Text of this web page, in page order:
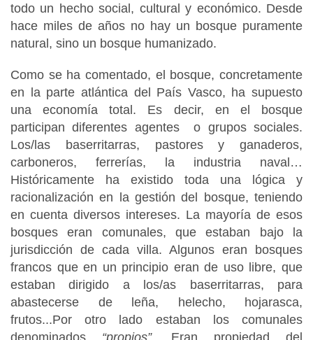
todo un hecho social, cultural y económico. Desde
hace miles de años no hay un bosque puramente
natural, sino un bosque humanizado.
Como se ha comentado, el bosque, concretamente
en la parte atlántica del País Vasco, ha supuesto
una economía total. Es decir, en el bosque
participan diferentes agentes o grupos sociales.
Los/las baserritarras, pastores y ganaderos,
carboneros, ferrerías, la industria naval…
Históricamente ha existido toda una lógica y
racionalización en la gestión del bosque, teniendo
en cuenta diversos intereses. La mayoría de esos
bosques eran comunales, que estaban bajo la
jurisdicción de cada villa. Algunos eran bosques
francos que en un principio eran de uso libre, que
estaban dirigido a los/as baserritarras, para
abastecerse de leña, helecho, hojarasca,
frutos...Por otro lado estaban los comunales
denominados “propios”. Eran propiedad del